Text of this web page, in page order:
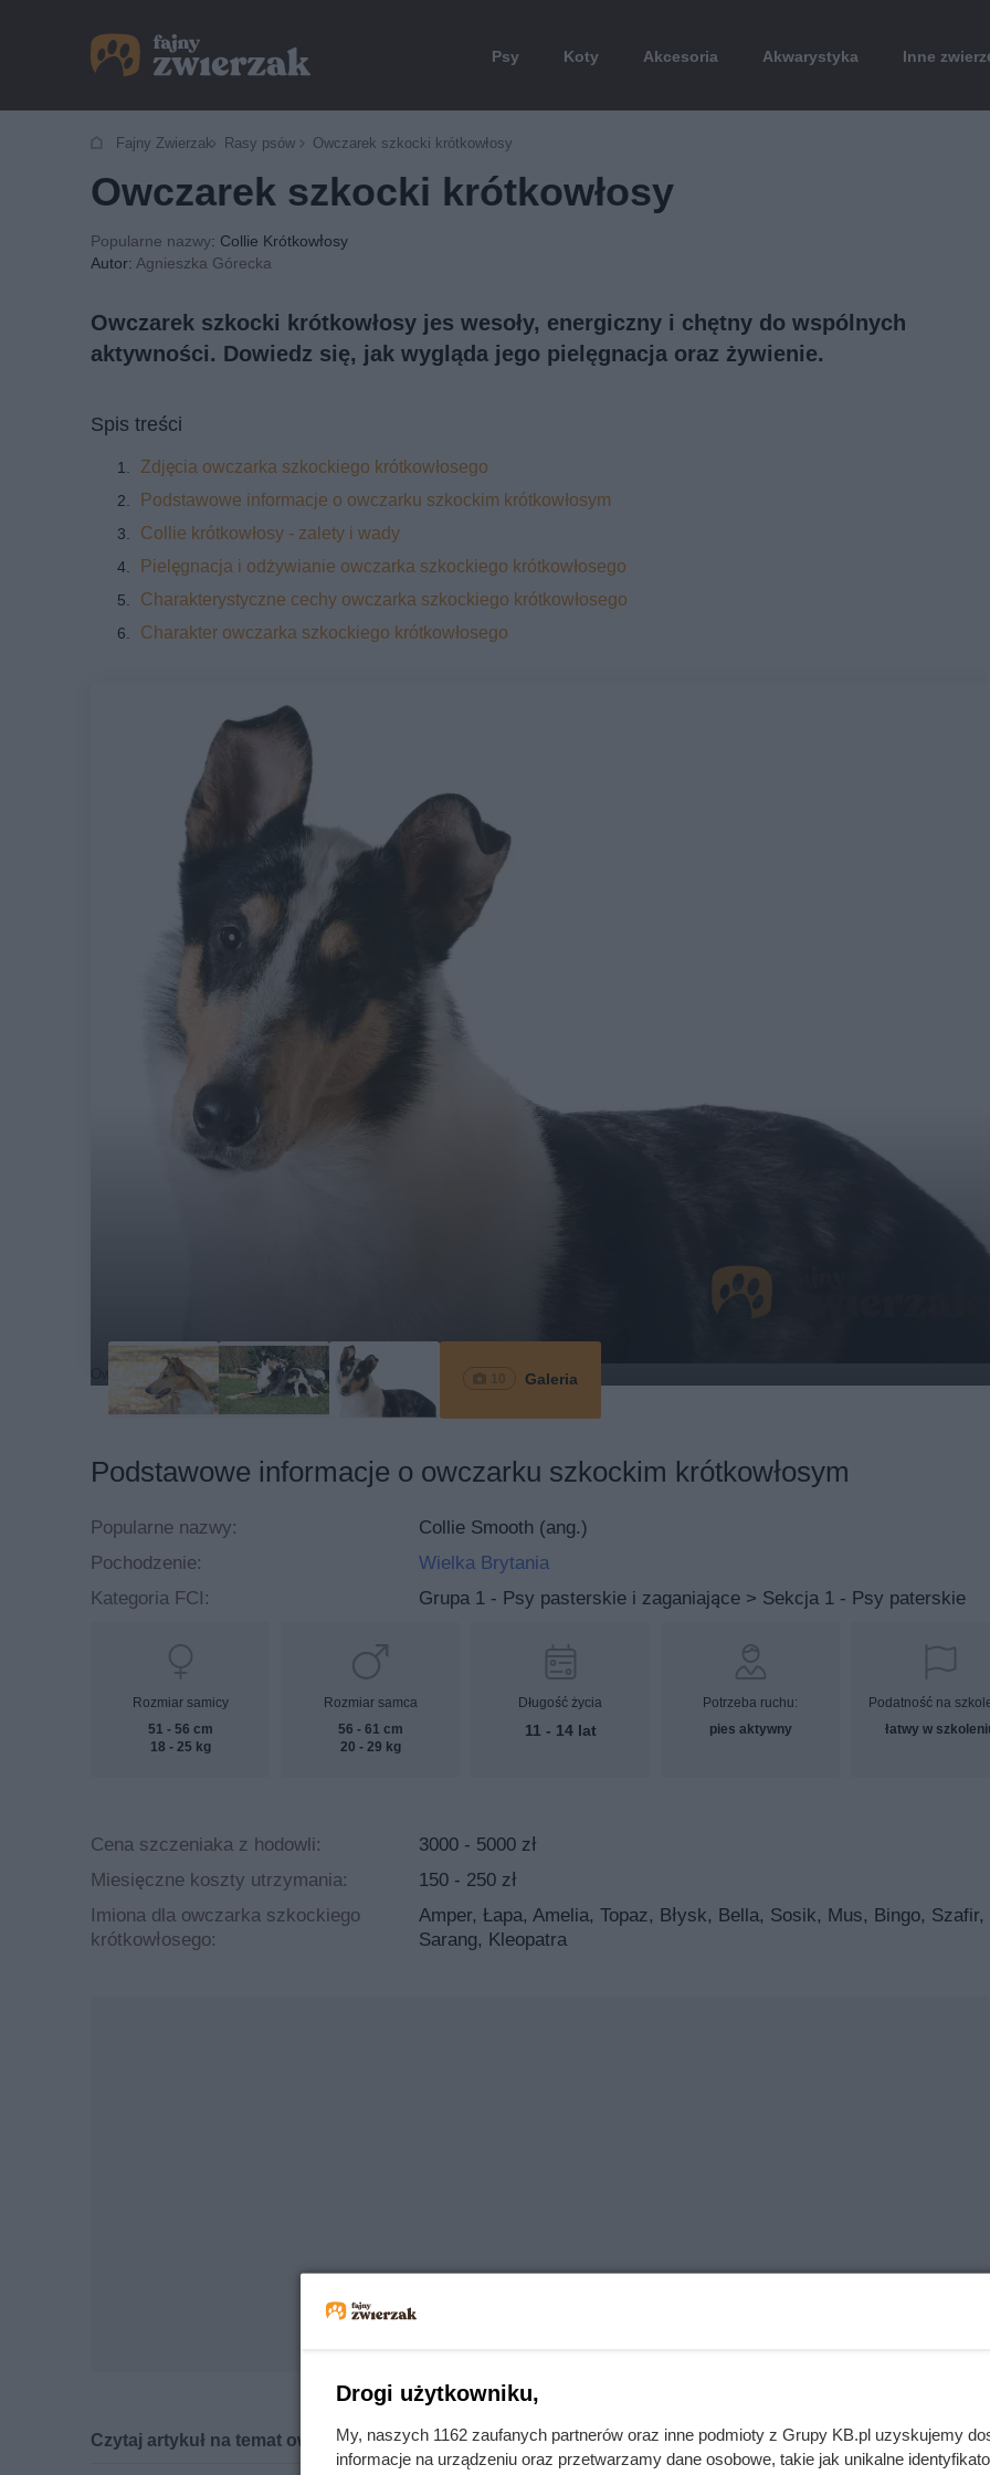
Psy Koty Akcesoria Akwarystyka Inne
Fajny Zwierzak Rasy psów Owczarek szkocki krótkowłosy
Owczarek szkocki krótkowłosy
Popularne nazwy: Collie Krótkowłosy
Autor: Agnieszka Górecka
Owczarek szkocki krótkowłosy jes wesoły, energiczny i chętny do wspólnych
aktywności. Dowiedz się, jak wygląda jego pielęgnacja oraz żywienie.
Spis treści
Zdjęcia owczarka szkockiego krótkowłosego
Podstawowe informacje o owczarku szkockim krótkowłosym
Collie krótkowłosy - zalety i wady
Pielęgnacja i odżywianie owczarka szkockiego krótkowłosego
Charakterystyczne cechy owczarka szkockiego krótkowłosego
Charakter owczarka szkockiego krótkowłosego
Owczarek szkocki krótkowłosy na białym tle 10 Galeria
Podstawowe informacje o owczarku szkockim krótkowłosym
Popularne nazwy:
Collie Smooth (ang.)
Pochodzenie:
Wielka Brytania
Kategoria FCI:
Grupa 1 - Psy pasterskie i zaganiające > Sekcja 1 - Psy paterskie
Rozmiar samicy
51 - 56 cm
18 - 25 kg
Rozmiar samca
56 - 61 cm
20 - 29 kg
Długość życia
11 - 14 lat
Potrzeba ruchu:
pies aktywny
Podatność na
łatwy w
Cena szczeniaka z hodowli:
3000 - 5000 zł
Miesięczne koszty utrzymania:
150 - 250 zł
Imiona dla owczarka szkockiego
krótkowłosego:
Amper, Łapa, Amelia, Topaz, Błysk, Bella, Sosik, Mus, Bingo, Szafir,
Sarang, Kleopatra
Czytaj artykuł na temat owczarka szkockiego krótkowłosego
Drogi użytkowniku,
My, naszych 1162 zaufanych partnerów oraz inne podmioty z Grupy KB.pl uzyskujemy
informacje na urządzeniu oraz przetwarzamy dane osobowe, takie jak unikalne